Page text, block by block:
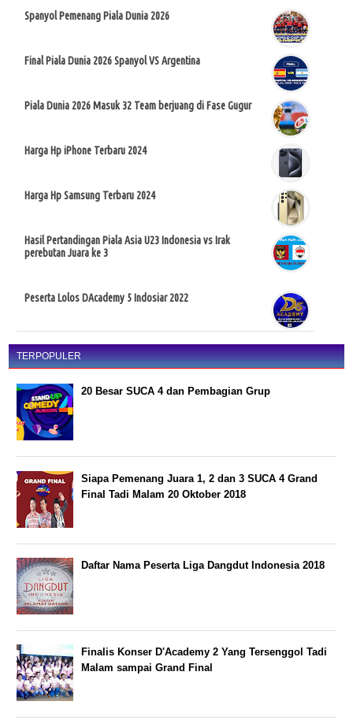
Spanyol Pemenang Piala Dunia 2026
Final Piala Dunia 2026 Spanyol VS Argentina
Piala Dunia 2026 Masuk 32 Team berjuang di Fase Gugur
Harga Hp iPhone Terbaru 2024
Harga Hp Samsung Terbaru 2024
Hasil Pertandingan Piala Asia U23 Indonesia vs Irak
perebutan Juara ke 3
Peserta Lolos DAcademy 5 Indosiar 2022
TERPOPULER
20 Besar SUCA 4 dan Pembagian Grup
Siapa Pemenang Juara 1, 2 dan 3 SUCA 4 Grand
Final Tadi Malam 20 Oktober 2018
Daftar Nama Peserta Liga Dangdut Indonesia 2018
Finalis Konser D'Academy 2 Yang Tersenggol Tadi
Malam sampai Grand Final